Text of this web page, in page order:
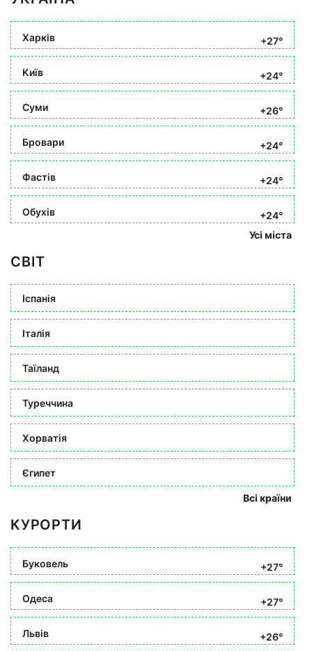
Харків +27°
Київ +24°
Суми +26°
Бровари +24°
Фастів +24°
Обухів
+24°
Усі міста
СВІТ
Іспанія
Італія
Таїланд
Туреччина
Хорватія
Єгипет
Всі країни
КУРОРТИ
Буковель +27°
Одеса +27°
Львів +26°